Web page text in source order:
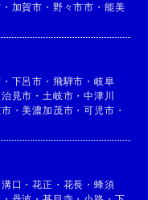
・ 加賀市 ・ 野々市市 ・ 能美
・ 下呂市 ・ 飛騨市 ・ 岐阜
治見市 ・ 土岐市 ・中津川
・美濃加茂市 ・可児市 ・
口 ・花正 ・ 花長 ・ 蜂須